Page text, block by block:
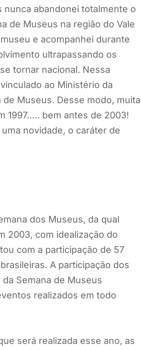
nunca abandonei totalmente o
de Museus na região do Vale
e acompanhei durante
ultrapassando os
tornar nacional. Nessa
ao Ministério da
Museus. Desse modo, muita
1997….. bem antes de 2003!
novidade, o caráter de
dos Museus, da qual
2003, com idealização do
com a participação de 57
A participação dos
Semana de Museus
realizados em todo
será realizada esse ano, as